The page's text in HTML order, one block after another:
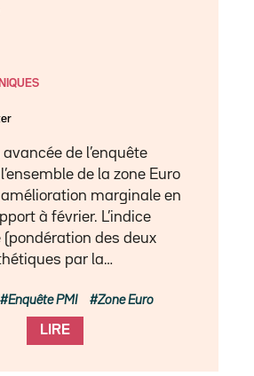
avancée de l’enquête
de la zone Euro
marginale en
à février. L’indice
des deux
par la…
LIRE
Enquête PMI Zone Euro